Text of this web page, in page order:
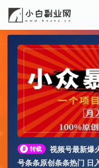
# 转载
视频号最新爆
号条条原创条条热门 日